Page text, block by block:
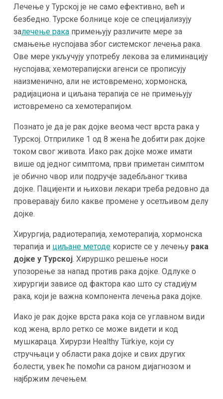
Лечење у Турској је не само ефективно, већ и
безбедно. Турске болнице које се специјализују
залечење ракапримењују различите мере за
смањење нуспојава због системског лечења рака.
Ове мере укључују употребу лекова за елиминацију
нуспојава; хемотерапијски агенси се прописују
наизменично, али не истовремено; хормонска,
радијациона и циљана терапија се не примењују
истовремено са хемотерапијом.
Познато је да је рак дојке веома чест врста рака у
Турској. Отприлике 1 од 8 жена ће добити рак дојке
током свог живота. Иако рак дојке може имати
више од једног симптома, први приметан симптом
је обично чвор или подручје задебљаног ткива
дојке. Пацијенти и њихови лекари треба редовно да
проверавају било какве промене у осетљивом делу
дојке.
Хирургија, радиотерапија, хемотерапија, хормонска
терапија и циљане методекористе се у лечењу рака
дојке у Турској. Хируршко решење носи
упозорење за напад против рака дојке. Одлуке о
хирургији зависе од фактора као што су стадијум
рака, који је важна компонента лечења рака дојке.
Иако је рак дојке врста рака која се углавном види
код жена, врло ретко се може видети и код
мушкараца. Хирурзи Healthy Türkiye, који су
стручњаци у области рака дојке и свих других
болести, увек ће помоћи са раном дијагнозом и
најбржим лечењем.